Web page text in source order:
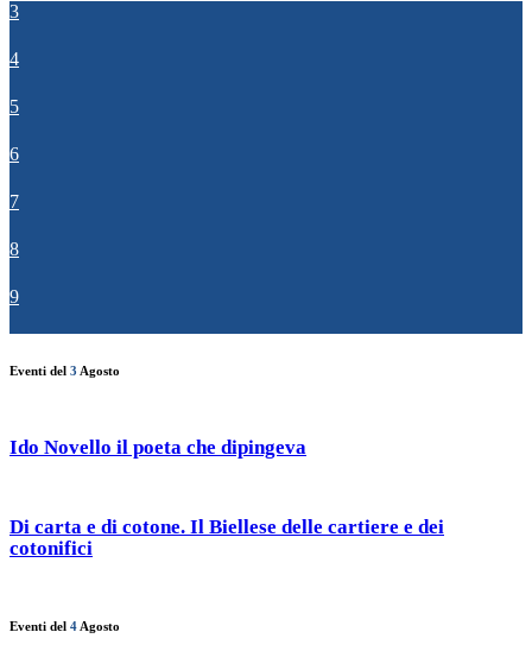
3
4
5
6
7
8
9
Eventi del 3 Agosto
Ido Novello il poeta che dipingeva
Di carta e di cotone. Il Biellese delle cartiere e dei
cotonifici
Eventi del 4 Agosto